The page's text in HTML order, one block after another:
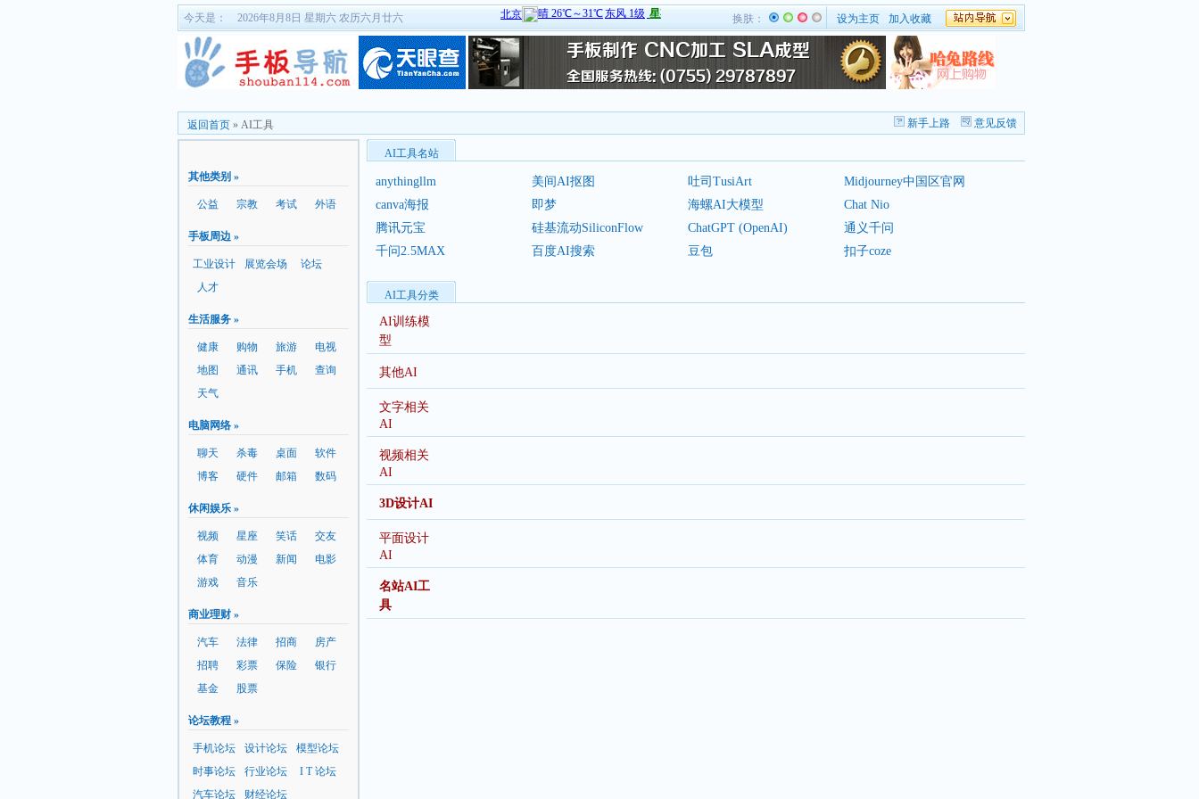
今天是： 2026年8月8日 星期六 农历六月廿六 换肤： 设为主页 加入收藏
返回首页 » AI工具 新手上路 意见反馈
其他类别 »
公益 宗教 考试 外语
手板周边 »
工业设计 展览会场
论坛
人才
生活服务 »
健康 购物 旅游
电视
地图
通讯 手机
查询
天气
电脑网络 »
聊天 杀毒 桌面
软件
博客
硬件 邮箱 数码
休闲娱乐 »
视频 星座 笑话
交友
体育
动漫 新闻
电影
游戏
音乐
商业理财 »
汽车 法律 招商
房产
招聘
彩票 保险
银行
基金
股票
论坛教程 »
手机论坛 设计论坛
模型论坛
时事论坛
行业论坛
I T 论坛
汽车论坛
财经论坛
AI工具名站
anythingllm 美间AI抠图 吐司TusiArt
Midjourney中国区官网
canva海报
即梦 海螺AI大模型
Chat Nio
腾讯元宝
硅基流动SiliconFlow ChatGPT (OpenAI)
通义千问
千问2.5MAX
百度AI搜索 豆包 扣子coze
AI工具分类
AI训练模
型
其他AI
文字相关
AI
视频相关
AI
3D设计AI
平面设计
AI
名站AI工
具